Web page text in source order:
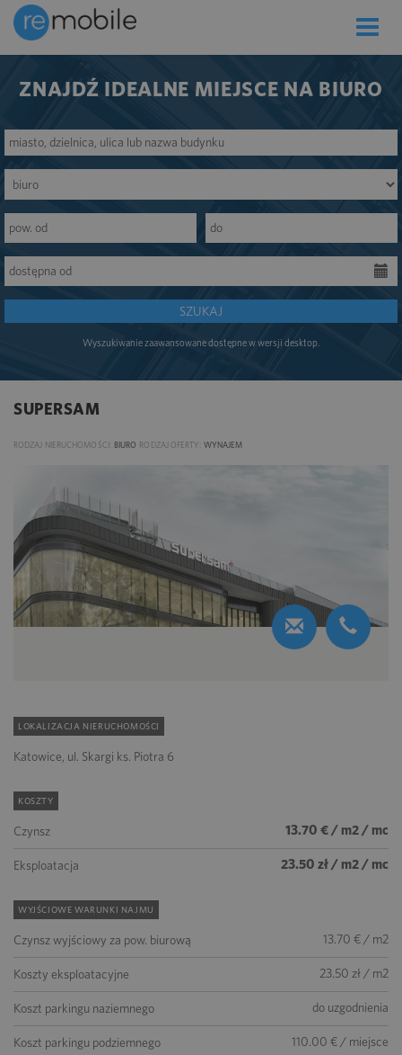
Toggle
ZNAJDŹ IDEALNE MIEJSCE NA BIURO
SZUKAJ
Wyszukiwanie zaawansowane dostępne w wersji desktop.
SUPERSAM
RODZAJ NIERUCHOMOŚCI: BIURO RODZAJ OFERTY: WYNAJEM
LOKALIZACJA NIERUCHOMOŚCI
Katowice, ul. Skargi ks. Piotra 6
KOSZTY
Czynsz 13.70 € / m2 / mc
Eksploatacja 23.50 zł / m2 / mc
WYJŚCIOWE WARUNKI NAJMU
Czynsz wyjściowy za pow. biurową 13.70 € / m2
Koszty eksploatacyjne 23.50 zł / m2
Koszt parkingu naziemnego do uzgodnienia
Koszt parkingu podziemnego 110.00 € / miejsce